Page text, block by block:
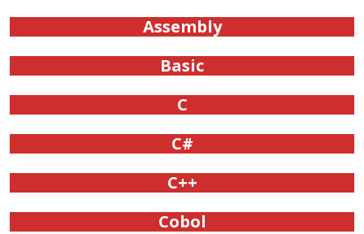
Assembly
Basic
C
C#
C++
Cobol